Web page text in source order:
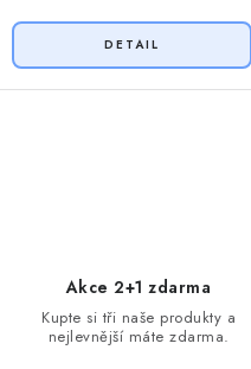
Akce 2+1 zdarma
Kupte si tři naše produkty a
nejlevnější máte zdarma.